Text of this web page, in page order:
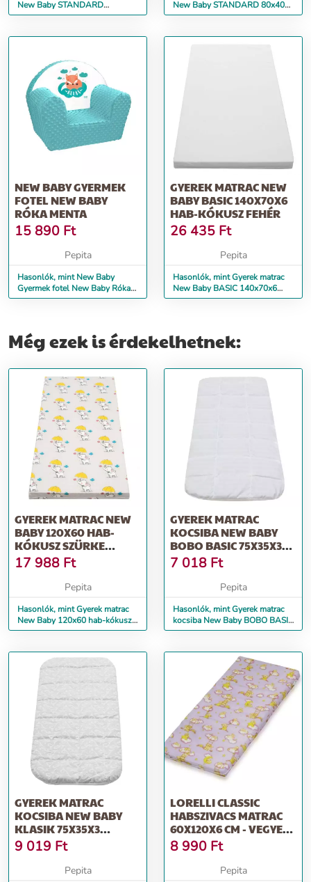
New Baby STANDARD
120x60x7 cm kókusz-
New Baby STANDARD 80x40x8
cm kókusz-habszivacs-kó...
NEW BABY GYERMEK
FOTEL NEW BABY
RÓKA MENTA
15 890 Ft
Pepita
Hasonlók, mint New Baby
Gyermek fotel New Baby Róka
menta
GYEREK MATRAC NEW
BABY BASIC 140X70X6
HAB-KÓKUSZ FEHÉR
26 435 Ft
Pepita
Hasonlók, mint Gyerek matrac
New Baby BASIC 140x70x6
hab-kókusz fehér
Még ezek is érdekelhetnek:
GYEREK MATRAC NEW
BABY 120X60 HAB-
KÓKUSZ SZÜRKE
MINTÁKKAL
17 988 Ft
Pepita
Hasonlók, mint Gyerek matrac
New Baby 120x60 hab-kókusz
szürke mintákkal
GYEREK MATRAC
KOCSIBA NEW BABY
BOBO BASIC 75X35X3
SZIVACS-HAJDINA...
7 018 Ft
Pepita
Hasonlók, mint Gyerek matrac
kocsiba New Baby BOBO BASIC
75x35x3 szivacs-hajdina...
GYEREK MATRAC
KOCSIBA NEW BABY
KLASIK 75X35X3
SZIVACS-HAJDINA
FEHÉR
9 019 Ft
Pepita
LORELLI CLASSIC
HABSZIVACS MATRAC
60X120X6 CM - VEGYES
SZÍNEKBEN
8 990 Ft
Pepita